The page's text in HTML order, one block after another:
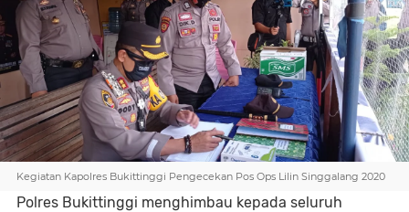
Kegiatan Kapolres Bukittinggi Pengecekan Pos Ops Lilin Singgalang 2020
Polres Bukittinggi menghimbau kepada seluruh